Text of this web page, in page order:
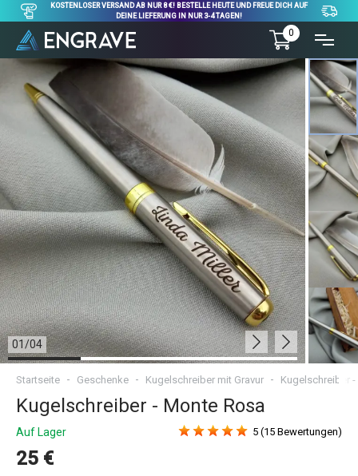
KOSTENLOSER VERSAND AB NUR 8 €! BESTELLE HEUTE UND FREUE DICH AUF
DEINE LIEFERUNG IN NUR 3-4 TAGEN!
0
01 /04
Startseite Geschenke Kugelschreiber mit Gravur Kugelschreiber
Kugelschreiber - Monte Rosa
Auf Lager
25 €
5 (15 Bewertungen)